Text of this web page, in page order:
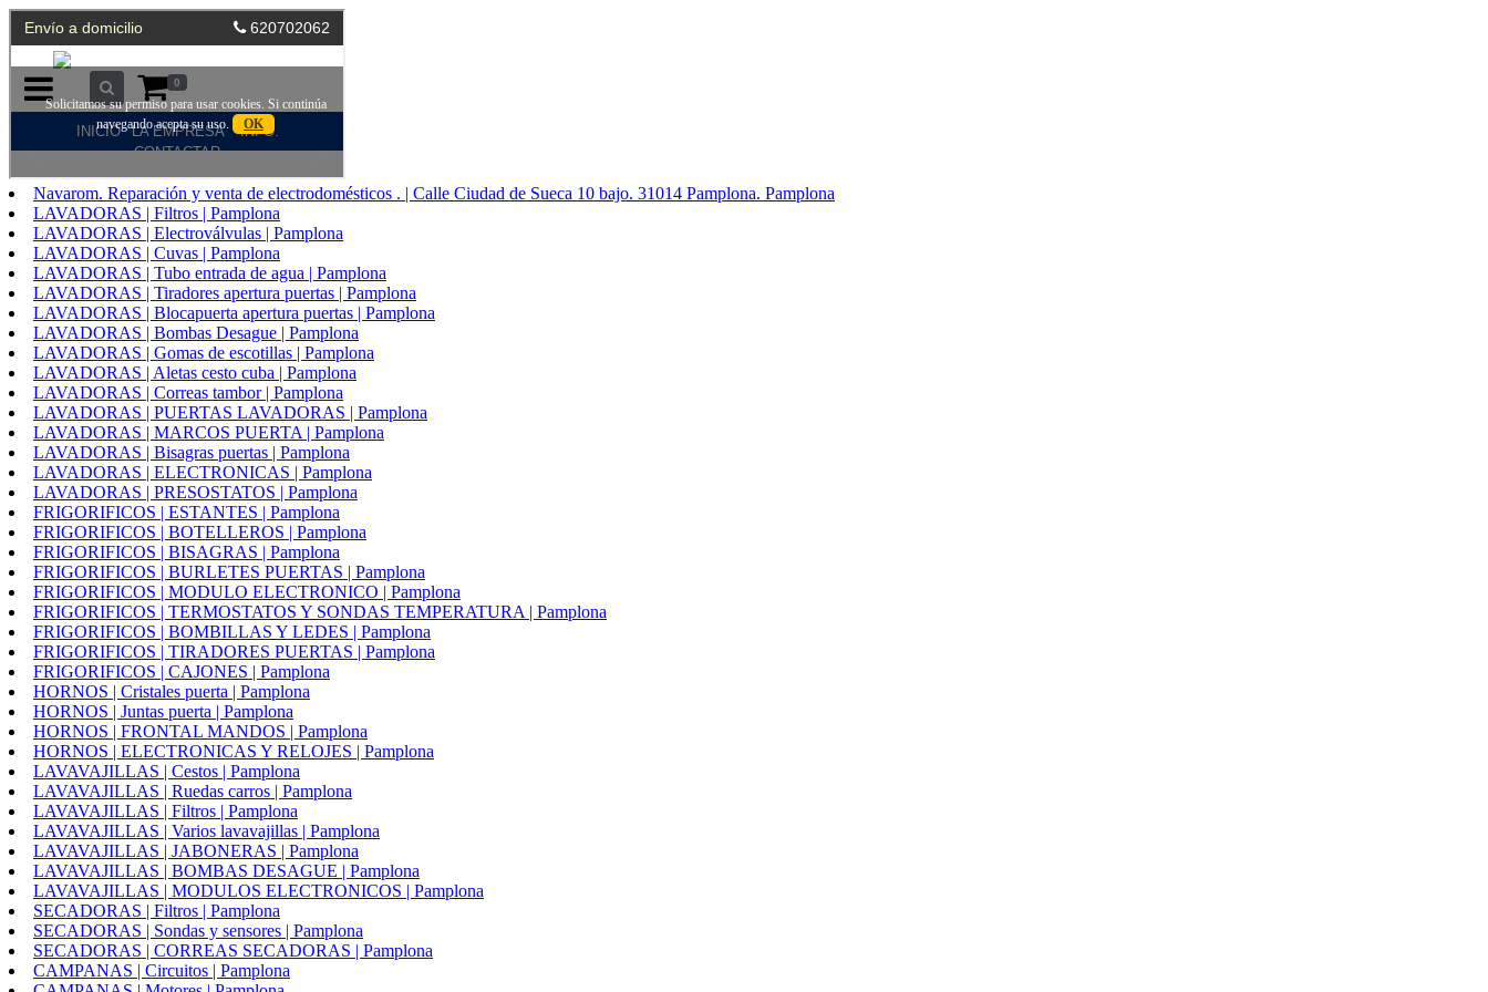
Navarom. Reparación y venta de electrodomésticos . | Calle Ciudad de Sueca 10 bajo. 31014 Pamplona. Pamplona
LAVADORAS | Filtros | Pamplona
LAVADORAS | Electroválvulas | Pamplona
LAVADORAS | Cuvas | Pamplona
LAVADORAS | Tubo entrada de agua | Pamplona
LAVADORAS | Tiradores apertura puertas | Pamplona
LAVADORAS | Blocapuerta apertura puertas | Pamplona
LAVADORAS | Bombas Desague | Pamplona
LAVADORAS | Gomas de escotillas | Pamplona
LAVADORAS | Aletas cesto cuba | Pamplona
LAVADORAS | Correas tambor | Pamplona
LAVADORAS | PUERTAS LAVADORAS | Pamplona
LAVADORAS | MARCOS PUERTA | Pamplona
LAVADORAS | Bisagras puertas | Pamplona
LAVADORAS | ELECTRONICAS | Pamplona
LAVADORAS | PRESOSTATOS | Pamplona
FRIGORIFICOS | ESTANTES | Pamplona
FRIGORIFICOS | BOTELLEROS | Pamplona
FRIGORIFICOS | BISAGRAS | Pamplona
FRIGORIFICOS | BURLETES PUERTAS | Pamplona
FRIGORIFICOS | MODULO ELECTRONICO | Pamplona
FRIGORIFICOS | TERMOSTATOS Y SONDAS TEMPERATURA | Pamplona
FRIGORIFICOS | BOMBILLAS Y LEDES | Pamplona
FRIGORIFICOS | TIRADORES PUERTAS | Pamplona
FRIGORIFICOS | CAJONES | Pamplona
HORNOS | Cristales puerta | Pamplona
HORNOS | Juntas puerta | Pamplona
HORNOS | FRONTAL MANDOS | Pamplona
HORNOS | ELECTRONICAS Y RELOJES | Pamplona
LAVAVAJILLAS | Cestos | Pamplona
LAVAVAJILLAS | Ruedas carros | Pamplona
LAVAVAJILLAS | Filtros | Pamplona
LAVAVAJILLAS | Varios lavavajillas | Pamplona
LAVAVAJILLAS | JABONERAS | Pamplona
LAVAVAJILLAS | BOMBAS DESAGUE | Pamplona
LAVAVAJILLAS | MODULOS ELECTRONICOS | Pamplona
SECADORAS | Filtros | Pamplona
SECADORAS | Sondas y sensores | Pamplona
SECADORAS | CORREAS SECADORAS | Pamplona
CAMPANAS | Circuitos | Pamplona